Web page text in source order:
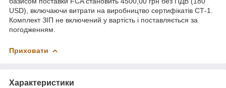
USD), включаючи витрати на виробництво сертифікатів СТ-1.
Комплект ЗІП не включений у вартість і поставляється за
погодженням.
Приховати
Характеристики